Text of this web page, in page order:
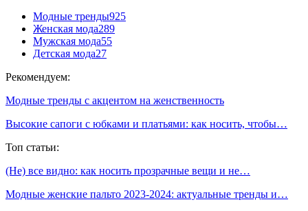
Модные тренды925
Женская мода289
Мужская мода55
Детская мода27
Рекомендуем:
Модные тренды с акцентом на женственность
Высокие сапоги с юбками и платьями: как носить, чтобы…
Топ статьи:
(Не) все видно: как носить прозрачные вещи и не…
Модные женские пальто 2023-2024: актуальные тренды и…